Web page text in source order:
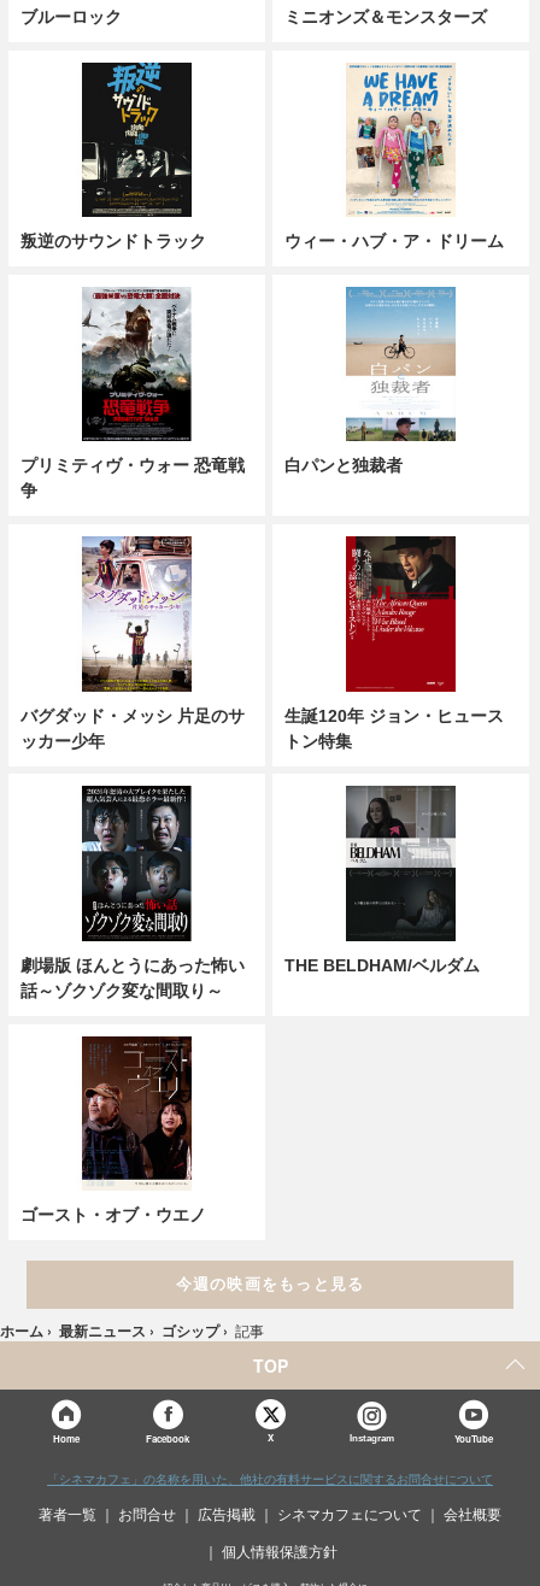
ブルーロック ミニオンズ＆モンスターズ
叛逆のサウンドトラック ウィー・ハブ・ア・ドリーム
プリミティヴ・ウォー 恐竜戦
争
白パンと独裁者
バグダッド・メッシ 片足のサ
ッカー少年
生誕120年 ジョン・ヒュース
トン特集
劇場版 ほんとうにあった怖い
話～ゾクゾク変な間取り～
THE BELDHAM/ベルダム
ゴースト・オブ・ウエノ
今週の映画をもっと見る
ホーム › 最新ニュース › ゴシップ › 記事
TOP
Home Facebook X Instagram YouTube
「シネマカフェ」の名称を用いた、他社の有料サービスに関するお問合せについて
著者一覧 お問合せ 広告掲載 シネマカフェについて 会社概要
個人情報保護方針